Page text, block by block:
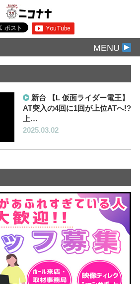
MENU
新台 【L 仮面ライダー電王】
AT突入の4回に1回が上位ATへ!?
上…
2025.03.02